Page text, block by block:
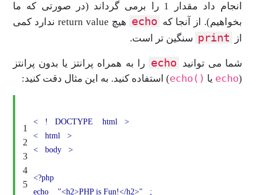
انجام داد مقدار 1 را برمی گرداند (در صورتی که ما
بخواهیم). از آنجا که echo
هیچ return value ندارد کمی
از
print سنگین تر است.
شما می توانید echo را به همراه پرانتز یا بدون پرانتز
(
echo یا ()echo ) استفاده کنید. به این مثال دقت کنید:
1
2
3
4
5
< ! DOCTYPE html
>
<
html
>
<
body >
<?php
echo
"<h2>PHP is Fun!</h2>"
;